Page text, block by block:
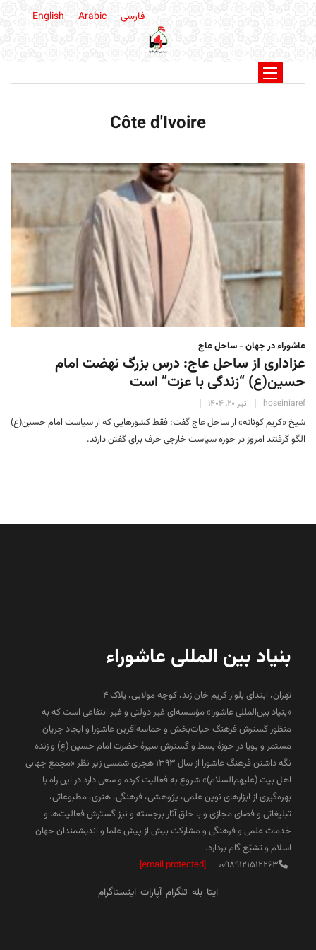
فارسی English Arabic
Côte d'Ivoire
عاشوراء در جهان - ساحل عاج
عزاداری از ساحل عاج: درس بزرگ نهضت امام
حسین(ع) “زندگی با عزت” است
hoseiniaref تیر 20, 1404
شیخ «کریم کوناته» از ساحل عاج گفت: فقط کشورهایی که از سیاست امام حسین(ع)
الگو گرفتند امروز در حوزه سیاست خارجی حرف برای گفتن دارند.
بنیاد بین المللی عاشوراء
تهران، ابتدای بلوار کریم خان زند، کوچه مولایی، پلاک 4
«بنیاد بین‌المللی عاشورا» مؤسسه‌ای غیر دولتی و غیر انتفاعی است که به
منظور گسترش فرهنگ حیات‌بخش و حماسه‌آفرین عاشورا و ایجاد جریان
مستمر و پویا در حوزۀ بسط و گسترش سیرۀ حضرت امام حسین (ع) و زنده
نگه داشتن فرهنگ عاشورا از سال ۱۳۹۳ هجری شمسی زیر نظر «مجمع جهانی
اهل بیت (علیهم‌السلام)» شروع به فعالیت کرده و سعی دارد در این راه با
بهره‌گیری از ابزارهای نوین علمی، پژوهشی، فرهنگی، هنری، مطبوعاتی،
تبلیغاتی و فضای مجازی و با خلق آثار برجسته و نیز گسترش فعالیت‌ها و
خدمات علمی و فرهنگی و مشارکت بیش از پیش علما و اندیشمندان جهان
اسلام و تشیّع گام بردارد.
00989121512263
[email protected]
ایتا بله تلگرام آپارات اینستاگرام